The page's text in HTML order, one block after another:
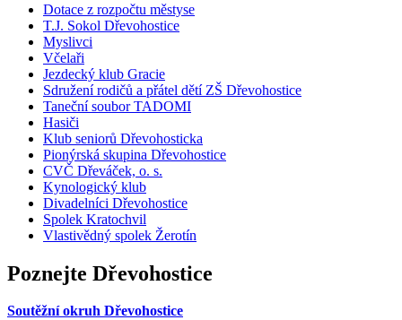
Dotace z rozpočtu městyse
T.J. Sokol Dřevohostice
Myslivci
Včelaři
Jezdecký klub Gracie
Sdružení rodičů a přátel dětí ZŠ Dřevohostice
Taneční soubor TADOMI
Hasiči
Klub seniorů Dřevohosticka
Pionýrská skupina Dřevohostice
CVČ Dřeváček, o. s.
Kynologický klub
Divadelníci Dřevohostice
Spolek Kratochvil
Vlastivědný spolek Žerotín
Poznejte Dřevohostice
Soutěžní okruh Dřevohostice